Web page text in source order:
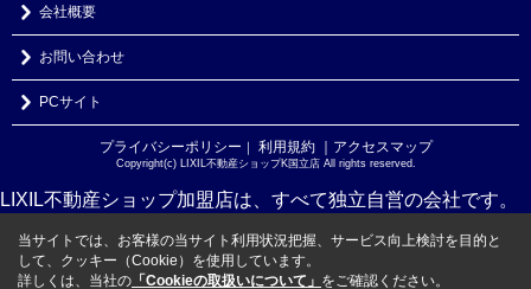
会社概要
お問い合わせ
PCサイト
プライバシーポリシー ｜ 利用規約 ｜アクセスマップ
Copyright(c) LIXIL不動産ショップK国立店 All rights reserved.
LIXIL不動産ショップ加盟店は、すべて独立自営の会社です。
当サイトでは、お客様の当サイト利用状況把握、サービス向上検討を目的と
して、クッキー（Cookie）を使用しています。
詳しくは、当社の 「Cookieの取扱いについて」 をご確認ください。